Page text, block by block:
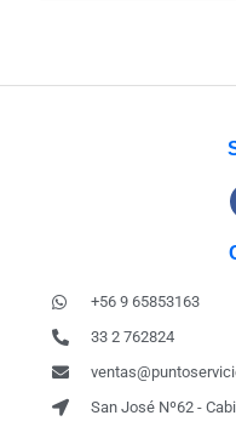
+56 9 65853163
33 2 762824
San José Nº62 -